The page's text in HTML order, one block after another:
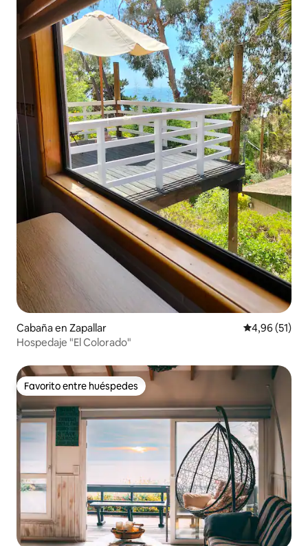
Cabaña en Zapallar Calificación
4,96 (51)
Hospedaje "El Colorado"
Favorito entre huéspedes
Favorito entre huéspedes